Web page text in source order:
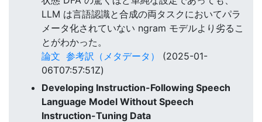
LLM は言語認識と合成の両タスクにおいてパラ
メータ化されていない ngram モデルより劣るこ
とがわかった。
論文 参考訳（メタデータ）
(2025-01-
06T07:57:51Z)
Developing Instruction-Following Speech
Language Model Without Speech
Instruction-Tuning Data